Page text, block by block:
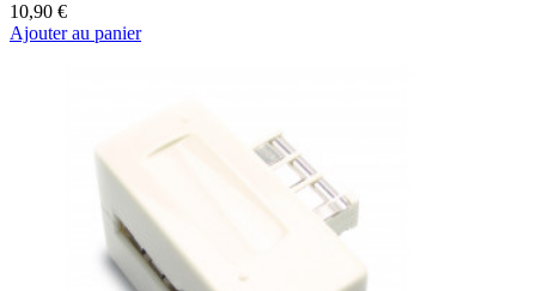
10,90 €
Ajouter au panier